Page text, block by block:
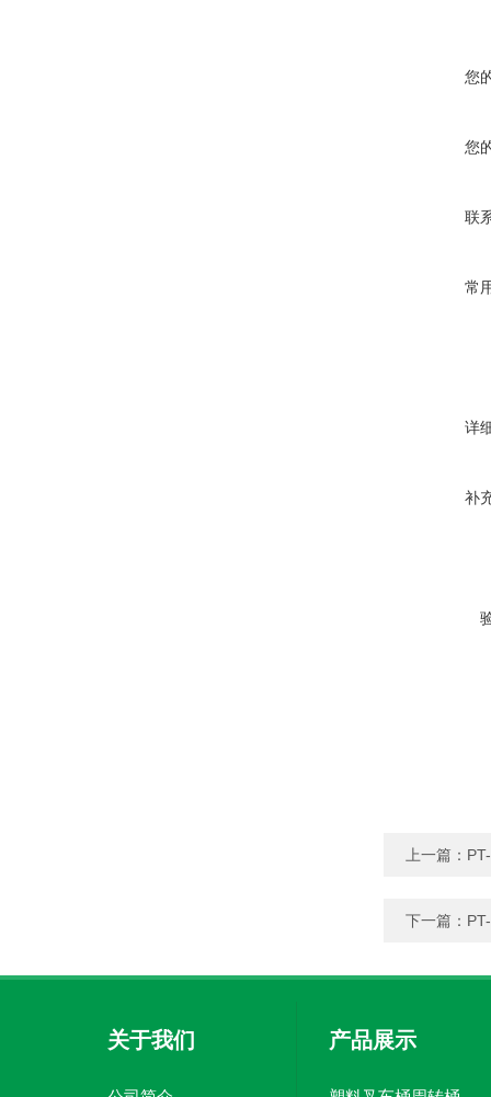
您
您
联
常
详
补
上一篇：
下一篇：
关于我们 产品展示